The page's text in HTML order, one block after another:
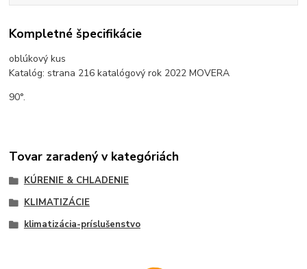
Kompletné špecifikácie
oblúkový kus
Katalóg: strana 216 katalógový rok 2022 MOVERA
90°.
Tovar zaradený v kategóriách
KÚRENIE & CHLADENIE
KLIMATIZÁCIE
klimatizácia-príslušenstvo